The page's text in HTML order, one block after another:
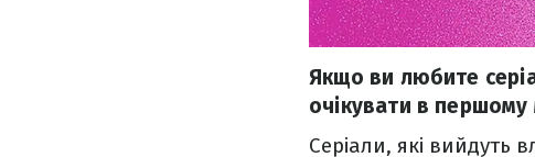
Якщо ви любите
очікувати в першому
Серіали, які вийдуть